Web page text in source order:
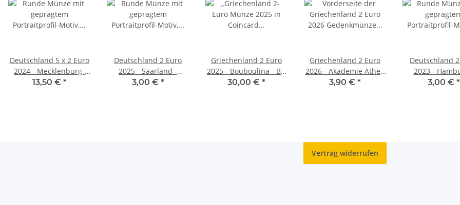
Deutschland 5 x 2 Euro
2024 - Mecklenburg-
Vorpommern -
13,50 € *
Deutschland 2 Euro
2025 - Saarland -
Saarschleife - J*
3,00 € *
Griechenland 2 Euro
2025 - Bouboulina - BU
Coincard
30,00 € *
Griechenland 2 Euro
2026 - Akademie Athen
unc
3,90 € *
Deutschland
2023 -
3,00 € *
Vertrag widerrufen